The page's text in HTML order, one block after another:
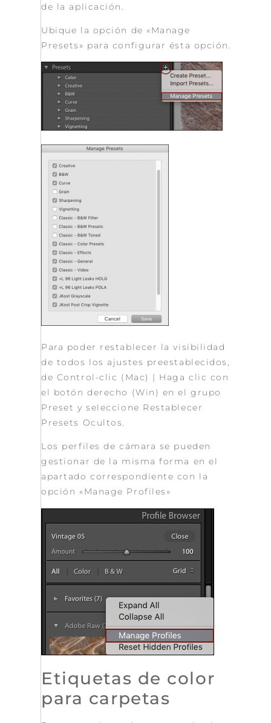
de la aplicación.
Ubique la opción de «Manage
Presets» para configurar ésta opción.
Para poder restablecer la visibilidad
de todos los ajustes preestablecidos,
de Control-clic (Mac) | Haga clic con
el botón derecho (Win) en el grupo
Preset y seleccione Restablecer
Presets Ocultos.
Los perfiles de cámara se pueden
gestionar de la misma forma en el
apartado correspondiente con la
opción «Manage Profiles»
Etiquetas de color
para carpetas